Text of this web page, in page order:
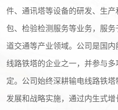
件、通讯塔等设备的研发、生
包、检验检测服务等业务，服
道交通等产业领域。公司是国
线路铁塔的企业之一，并参与
定。公司始终深耕输电线路铁
发展和战略实施，通过内生式